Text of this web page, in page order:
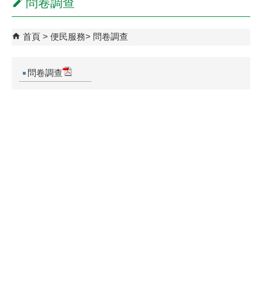
問卷調查
首頁 便民服務 問卷調查
問卷調查